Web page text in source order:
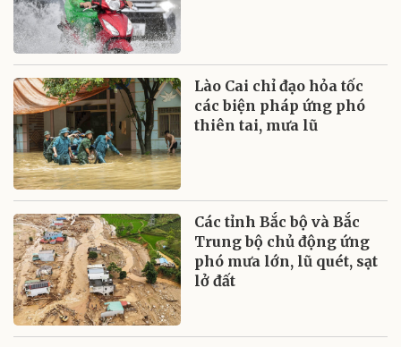
Lào Cai chỉ đạo hỏa tốc
các biện pháp ứng phó
thiên tai, mưa lũ
Các tỉnh Bắc bộ và Bắc
Trung bộ chủ động ứng
phó mưa lớn, lũ quét, sạt
lở đất